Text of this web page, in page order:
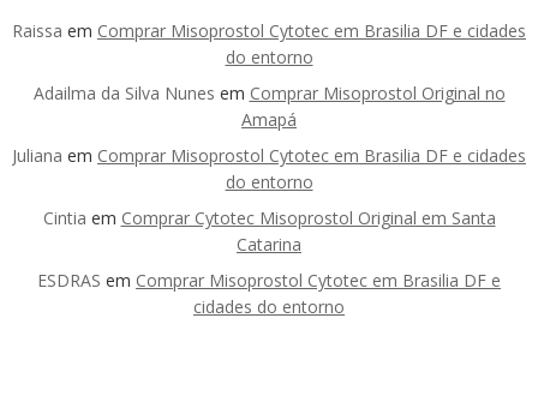
Raissa em Comprar Misoprostol Cytotec em Brasilia DF e cidades
do entorno
Adailma da Silva Nunes em Comprar Misoprostol Original no
Amapá
Juliana em Comprar Misoprostol Cytotec em Brasilia DF e cidades
do entorno
Cintia em Comprar Cytotec Misoprostol Original em Santa
Catarina
ESDRAS em Comprar Misoprostol Cytotec em Brasilia DF e
cidades do entorno